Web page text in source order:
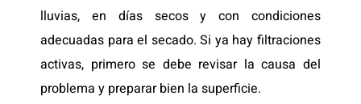
lluvias, en días secos y con condiciones
adecuadas para el secado. Si ya hay filtraciones
activas, primero se debe revisar la causa del
problema y preparar bien la superficie.